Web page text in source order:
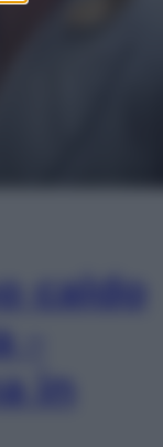
caldo
in